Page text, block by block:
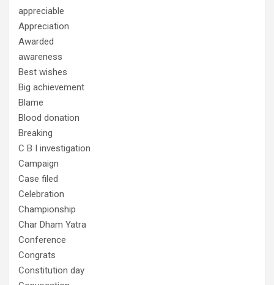
appreciable
Appreciation
Awarded
awareness
Best wishes
Big achievement
Blame
Blood donation
Breaking
C B I investigation
Campaign
Case filed
Celebration
Championship
Char Dham Yatra
Conference
Congrats
Constitution day